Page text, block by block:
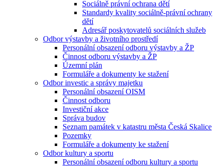
Sociálně právní ochrana dětí
Standardy kvality sociálně-právní ochrany
dětí
Adresář poskytovatelů sociálních služeb
Odbor výstavby a životního prostředí
Personální obsazení odboru výstavby a ŽP
Činnost odboru výstavby a ŽP
Územní plán
Formuláře a dokumenty ke stažení
Odbor investic a správy majetku
Personální obsazení OISM
Činnost odboru
Investiční akce
Správa budov
Seznam památek v katastru města Česká Skalice
Pozemky
Formuláře a dokumenty ke stažení
Odbor kultury a sportu
Personální obsazení odboru kultury a sportu